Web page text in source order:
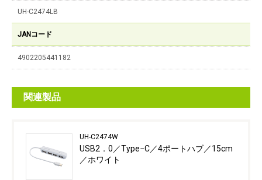
UH-C2474LB
JANコード
4902205441182
関連製品
UH-C2474W
USB2．0／Type−C／4ポートハブ／15cm
／ホワイト